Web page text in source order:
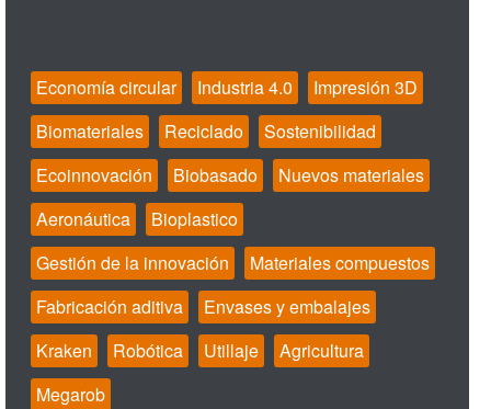
Economía circular Industria 4.0
Impresión 3D
Biomateriales
Reciclado
Sostenibilidad
Ecoinnovación
Biobasado
Nuevos materiales
Aeronáutica
Bioplastico
Gestión de la innovación
Materiales compuestos
Fabricación aditiva
Envases y embalajes
Kraken
Robótica Utillaje
Agricultura
Megarob